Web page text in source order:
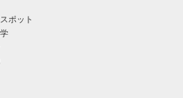
ポット